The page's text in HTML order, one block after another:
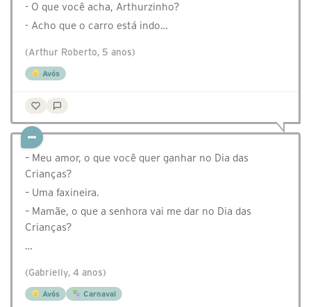
- O que você acha, Arthurzinho?
- Acho que o carro está indo…
(Arthur Roberto, 5 anos)
Avós
– Meu amor, o que você quer ganhar no Dia das
Crianças?
– Uma faxineira.
– Mamãe, o que a senhora vai me dar no Dia das
Crianças?
…
(Gabrielly, 4 anos)
Avós Carnaval